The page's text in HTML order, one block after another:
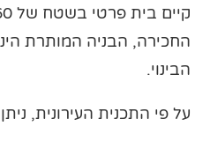
הבינוי.
על פי התכנית העירונית, ניתן לבנות 90